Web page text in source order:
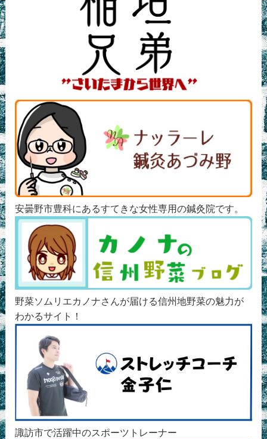
安曇野市豊科にあるすてきな女性専用の鍼灸院です。
野菜ソムリエカノナさんが届ける信州地野菜の魅力が
わかるサイト！
諏訪市で活躍中のスポーツトレーナー